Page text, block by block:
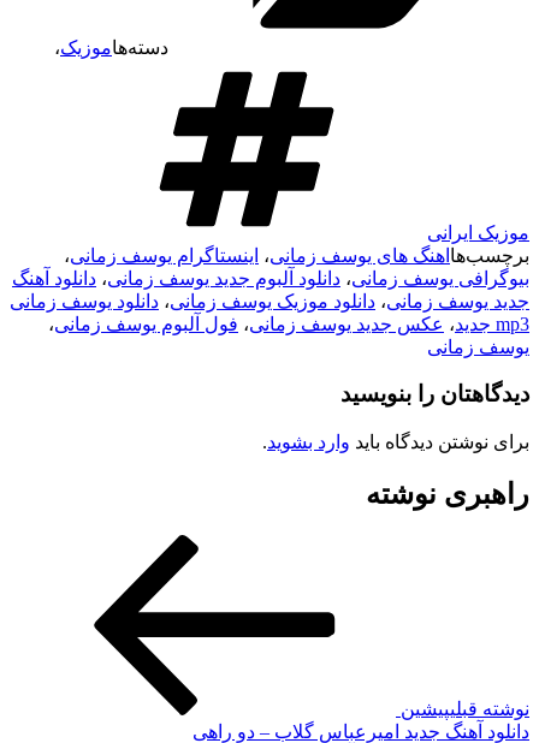
دسته‌هاموزیک،
موزیک ایرانی
برچسب‌ها اهنگ های یوسف زمانی، اینستاگرام یوسف زمانی،
بیوگرافی یوسف زمانی، دانلود آلبوم جدید یوسف زمانی، دانلود آهنگ
جدید یوسف زمانی، دانلود موزیک یوسف زمانی، دانلود یوسف زمانی
mp3 جدید
، عکس جدید یوسف زمانی، فول آلبوم یوسف زمانی،
یوسف زمانی
دیدگاهتان را بنویسید
برای نوشتن دیدگاه باید وارد بشوید.
راهبری نوشته
نوشته قبلیپیشین
دانلود آهنگ جدید امیرعباس گلاب – دو راهی